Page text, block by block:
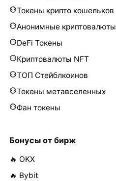
Токены крипто кошельков
Анонимные криптовалюты
DeFi Токены
Криптовалюты NFT
ТОП Стейблкоинов
Токены метавселенных
Фан токены
Бонусы от бирж
🔥 OKX
🔥 Bybit